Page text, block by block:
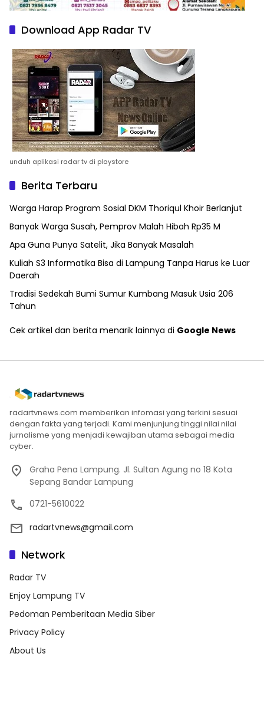
Download App Radar TV
unduh aplikasi radar tv di playstore
Berita Terbaru
Warga Harap Program Sosial DKM Thoriqul Khoir Berlanjut
Banyak Warga Susah, Pemprov Malah Hibah Rp35 M
Apa Guna Punya Satelit, Jika Banyak Masalah
Kuliah S3 Informatika Bisa di Lampung Tanpa Harus ke Luar
Daerah
Tradisi Sedekah Bumi Sumur Kumbang Masuk Usia 206
Tahun
Cek artikel dan berita menarik lainnya di Google News
radartvnews.com memberikan infomasi yang terkini sesuai
dengan fakta yang terjadi. Kami menjunjung tinggi nilai nilai
jurnalisme yang menjadi kewajiban utama sebagai media
cyber.
Graha Pena Lampung. Jl. Sultan Agung no 18 Kota
Sepang Bandar Lampung
0721-5610022
radartvnews@gmail.com
Network
Radar TV
Enjoy Lampung TV
Pedoman Pemberitaan Media Siber
Privacy Policy
About Us